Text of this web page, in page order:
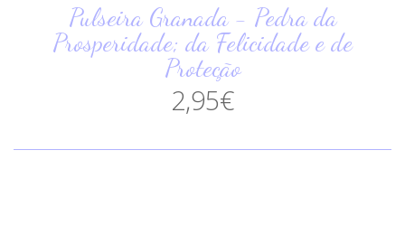
Pulseira Granada - Pedra da
Prosperidade; da Felicidade e de
Proteção
2,95€